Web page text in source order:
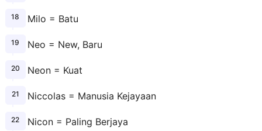
Milo = Batu
Neo = New, Baru
Neon = Kuat
Niccolas = Manusia Kejayaan
Nicon = Paling Berjaya